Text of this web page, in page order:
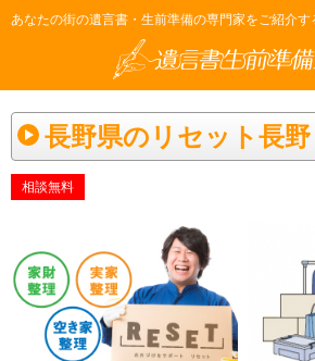
あなたの街の遺言書・生前準備の専門家をご紹介す
長野県のリセット長野
相談無料